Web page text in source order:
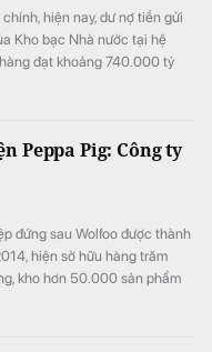
hiện nay, dư nợ tiền gửi
Kho bạc Nhà nước tại hệ
đạt khoảng 740.000 tỷ
Peppa Pig: Công ty
đứng sau Wolfoo được thành
hiện sở hữu hàng trăm
kho hơn 50.000 sản phẩm